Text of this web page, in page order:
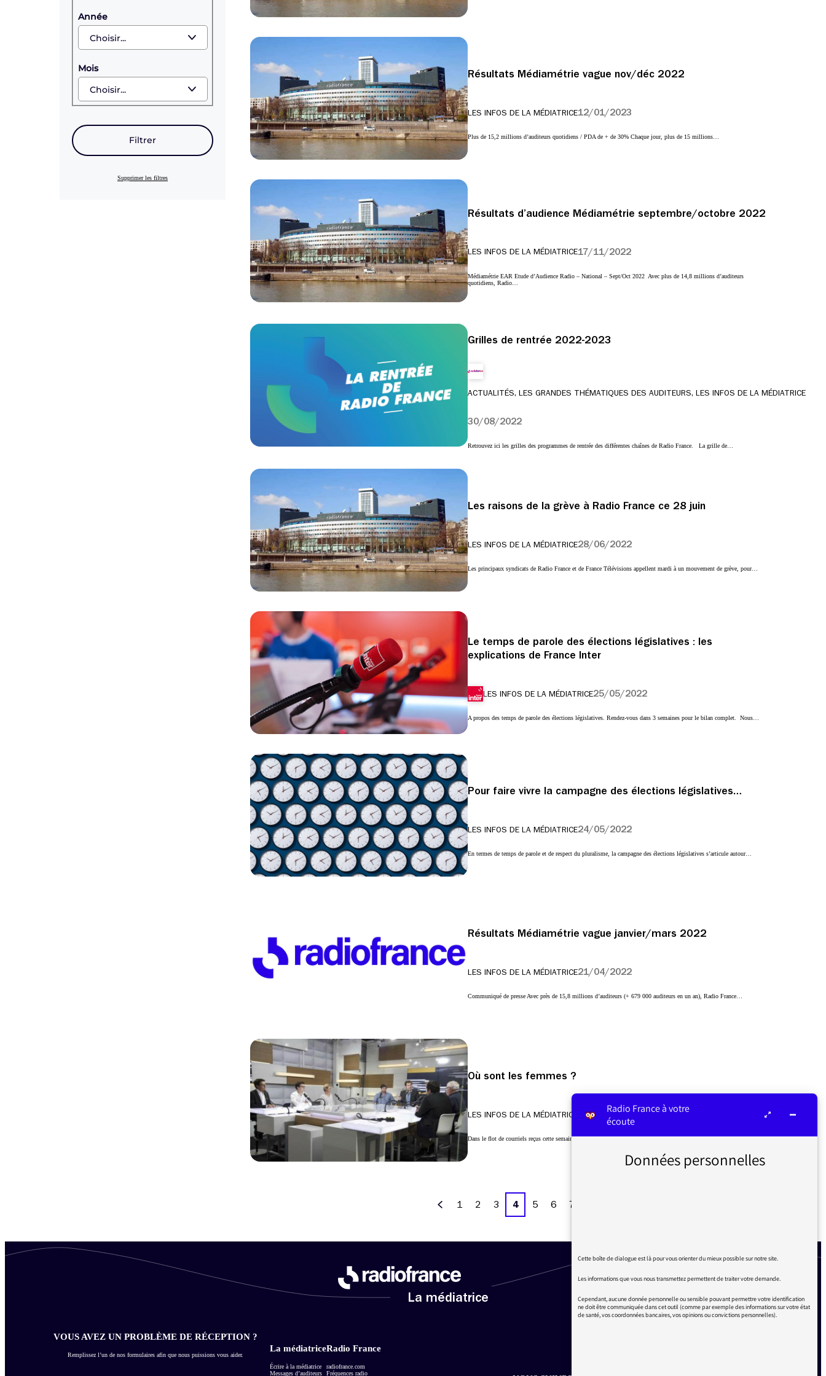
Année
Mois
Filtrer
Supprimer les filtres
Résultats Médiamétrie vague nov/déc 2022
LES INFOS DE LA MÉDIATRICE12/01/2023
Plus de 15,2 millions d’auditeurs quotidiens / PDA de + de 30% Chaque jour, plus de 15 millions…
Résultats d’audience Médiamétrie septembre/octobre 2022
LES INFOS DE LA MÉDIATRICE17/11/2022
Médiamétrie EAR Etude d’Audience Radio – National – Sept/Oct 2022 Avec plus de 14,8 millions d’auditeurs
quotidiens, Radio…
Grilles de rentrée 2022-2023
ACTUALITÉS, LES GRANDES THÉMATIQUES DES AUDITEURS, LES INFOS DE LA MÉDIATRICE
30/08/2022
Retrouvez ici les grilles des programmes de rentrée des différentes chaînes de Radio France. La grille de…
Les raisons de la grève à Radio France ce 28 juin
LES INFOS DE LA MÉDIATRICE28/06/2022
Les principaux syndicats de Radio France et de France Télévisions appellent mardi à un mouvement de grève, pour…
Le temps de parole des élections législatives : les
explications de France Inter
LES INFOS DE LA MÉDIATRICE25/05/2022
A propos des temps de parole des élections législatives. Rendez-vous dans 3 semaines pour le bilan complet. Nous…
Pour faire vivre la campagne des élections législatives…
LES INFOS DE LA MÉDIATRICE24/05/2022
En termes de temps de parole et de respect du pluralisme, la campagne des élections législatives s’articule autour…
Résultats Médiamétrie vague janvier/mars 2022
LES INFOS DE LA MÉDIATRICE21/04/2022
Communiqué de presse Avec près de 15,8 millions d’auditeurs (+ 679 000 auditeurs en un an), Radio France…
Où sont les femmes ?
LES INFOS DE LA MÉDIATRICE 15/04/2022
Dans le flot de courriels reçus cette semaine du 8 avril, des auditeurs pointent des séquences politiques électorales…
1 2 3 4 5 6 7
La médiatrice
VOUS AVEZ UN PROBLÈME DE RÉCEPTION ?
Remplissez l’un de nos formulaires afin que nous puissions vous aider.
La médiatrice
Écrire à la médiatrice
Messages d’auditeurs
Radio France
radiofrance.com
Fréquences radio
Radio France à votre
écoute
Données personnelles
Cette boîte de dialogue est là pour vous orienter du mieux possible sur notre site.
Les informations que vous nous transmettez permettent de traiter votre demande.
Cependant, aucune donnée personnelle ou sensible pouvant permettre votre identification
ne doit être communiquée dans cet outil (comme par exemple des informations sur votre état
de santé, vos coordonnées bancaires, vos opinions ou convictions personnelles).